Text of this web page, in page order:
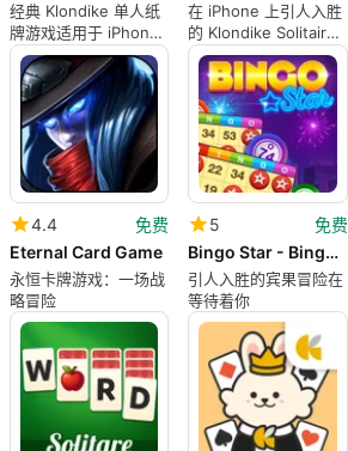
经典 Klondike 单人纸
牌游戏适用于 iPhone
用户
在 iPhone 上引人入胜
的 Klondike Solitaire
体验
4.4
免费
Eternal Card Game
永恒卡牌游戏：一场战
略冒险
5
免费
Bingo Star - Bingo Games
引人入胜的宾果冒险在
等待着你